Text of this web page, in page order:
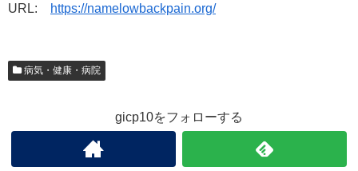
URL:
https://namelowbackpain.org/
病気・健康・病院
gicp10をフォローする